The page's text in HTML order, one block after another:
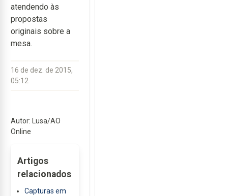
atendendo às
propostas
originais sobre a
mesa.
16 de dez. de 2015,
05:12
Autor: Lusa/AO
Online
Artigos
relacionados
Capturas em